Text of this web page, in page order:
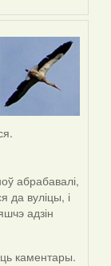
абрабавалі,
да вуліцы, і
адзін
каментары.